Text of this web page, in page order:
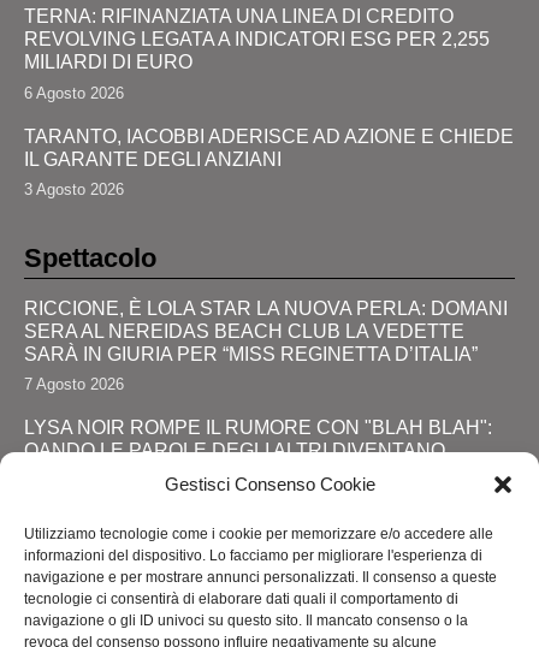
Gestisci Consenso Cookie
Utilizziamo tecnologie come i cookie per memorizzare e/o accedere alle
informazioni del dispositivo. Lo facciamo per migliorare l'esperienza di
navigazione e per mostrare annunci personalizzati. Il consenso a queste
tecnologie ci consentirà di elaborare dati quali il comportamento di
navigazione o gli ID univoci su questo sito. Il mancato consenso o la
revoca del consenso possono influire negativamente su alcune
TERNA: RIFINANZIATA UNA LINEA DI CREDITO
REVOLVING LEGATA A INDICATORI ESG PER 2,255
MILIARDI DI EURO
6 Agosto 2026
TARANTO, IACOBBI ADERISCE AD AZIONE E CHIEDE
IL GARANTE DEGLI ANZIANI
3 Agosto 2026
Spettacolo
RICCIONE, È LOLA STAR LA NUOVA PERLA: DOMANI
SERA AL NEREIDAS BEACH CLUB LA VEDETTE
SARÀ IN GIURIA PER “MISS REGINETTA D’ITALIA”
7 Agosto 2026
LYSA NOIR ROMPE IL RUMORE CON "BLAH BLAH":
QANDO LE PAROLE DEGLI ALTRI DIVENTANO
JOHNNY DEPP RITORNA DA PROTAGONISTA: IL
GRANDE SHOW AL COMIC-CON E LA SVOLTA
DEFINITIVA!
24 Luglio 2026